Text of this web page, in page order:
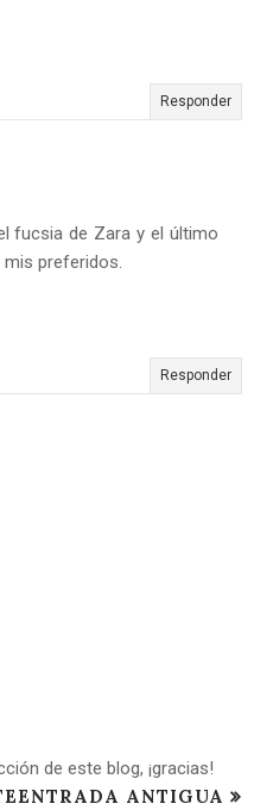
Responder
fucsia de Zara y el último
preferidos.
Responder
de este blog, ¡gracias!
ENTRADA ANTIGUA